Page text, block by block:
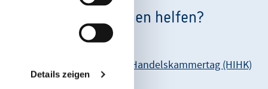
Details zeigen
Wie können wir Ihnen helfen?
Unsere Anschrift:
Hessischer Industrie- und Handelskammertag (HIHK)
Karl-Glässing-Straße 8